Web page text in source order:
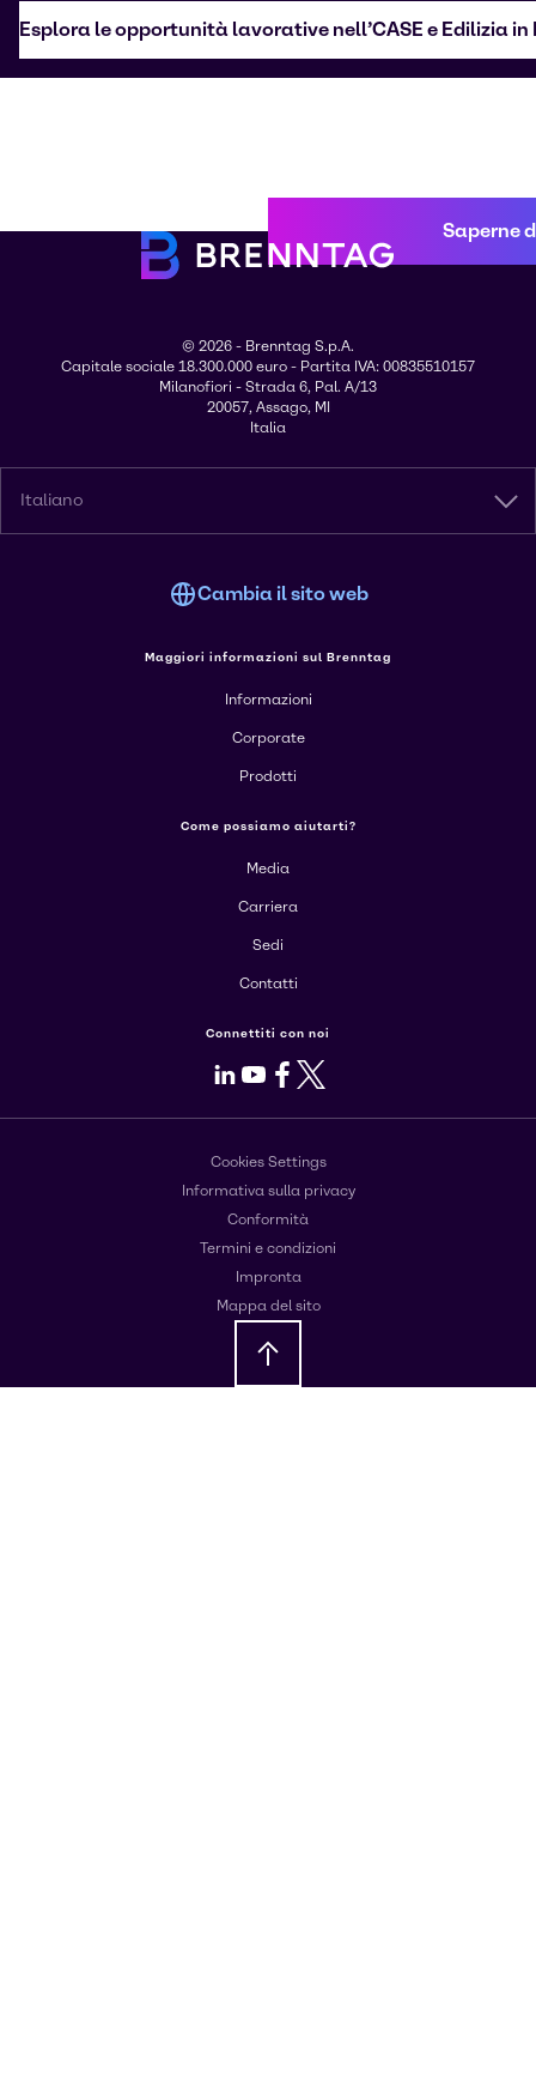
Esplora le opportunità lavorative nell’CASE e Edilizia
Saperne
© 2026 - Brenntag S.p.A.
Capitale sociale 18.300.000 euro - Partita IVA: 00835510157
Milanofiori - Strada 6, Pal. A/13
20057, Assago, MI
Italia
Italiano
Cambia il sito web
Maggiori informazioni sul Brenntag
Informazioni
Corporate
Prodotti
Come possiamo aiutarti?
Media
Carriera
Sedi
Contatti
Connettiti con noi
LinkedIn
Youtube
Facebook
X
Cookies Settings
Informativa sulla privacy
Conformità
Termini e condizioni
Impronta
Mappa del sito